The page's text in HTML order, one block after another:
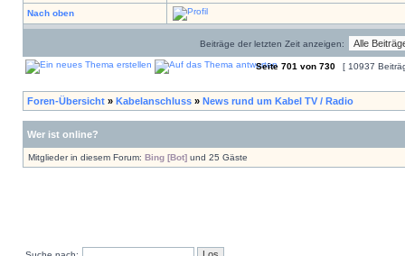
Nach oben
Beiträge der letzten Zeit anzeigen:
Seite 701 von 730 [ 10937
Foren-Übersicht » Kabelanschluss » News rund um Kabel TV / Radio
Wer ist online?
Mitglieder in diesem Forum: Bing [Bot] und 25 Gäste